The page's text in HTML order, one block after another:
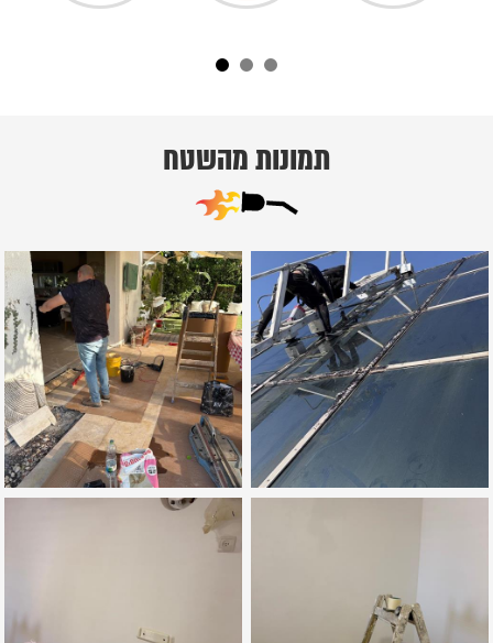
תמונות מהשטח